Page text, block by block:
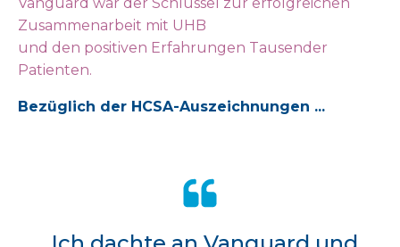
Zusammenarbeit mit UHB
und den positiven Erfahrungen Tausender
Patienten.
Bezüglich der HCSA-Auszeichnungen ...